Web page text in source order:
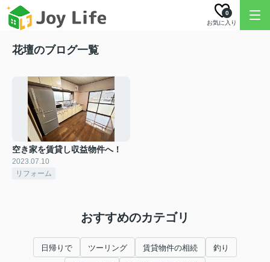
お気に入り
0
花壇のブログ一覧
空き家を賃貸し収益物件へ！
2023.07.10
リフォーム
おすすめのカテゴリ
日帰りで ツーリング 賃貸物件の相続 釣り